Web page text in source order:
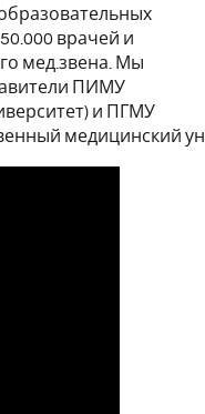
врачей и
мед.звена. Мы
ПИМУ
и ПГМУ
медицинский